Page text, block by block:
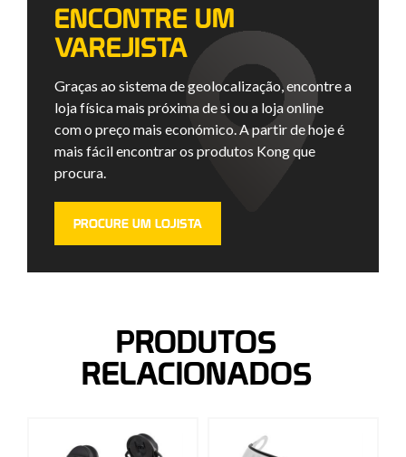
ENCONTRE UM
VAREJISTA
Graças ao sistema de geolocalização, encontre a
loja física mais próxima de si ou a loja online
com o preço mais económico. A partir de hoje é
mais fácil encontrar os produtos Kong que
procura.
PROCURE UM LOJISTA
PRODUTOS
RELACIONADOS